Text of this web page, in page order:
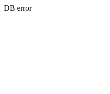
DB error